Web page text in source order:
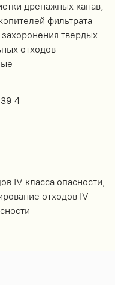
дренажных канав,
фильтрата
твердых
отходов
39 4
IV класса опасности,
отходов IV